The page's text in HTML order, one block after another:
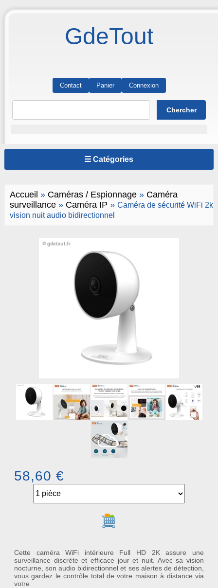
GdeTout
Contact Panier Connexion
☰ Catégories
Accueil » Caméras / Espionnage» Caméra
surveillance» Caméra IP » Caméra de sécurité WiFi 2k
vision nuit audio bidirectionnel
58,60 €
Ajouter au panier
Cette caméra WiFi intérieure Full HD 2K assure une
surveillance discrète et efficace jour et nuit. Avec sa vision
nocturne, son audio bidirectionnel et ses alertes de détection,
vous gardez le contrôle total de votre maison à distance via
votre